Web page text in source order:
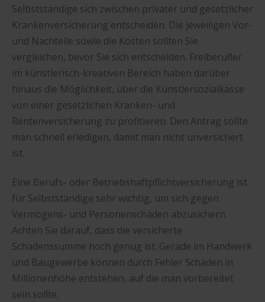
Selbstständige sich zwischen privater und gesetzlicher
Krankenversicherung entscheiden. Die jeweiligen Vor-
und Nachteile sowie die Kosten sollten Sie
vergleichen, bevor Sie sich entscheiden. Freiberufler
im künstlerisch-kreativen Bereich haben darüber
hinaus die Möglichkeit, über die Künstlersozialkasse
von einer gesetzlichen Kranken- und
Rentenversicherung zu profitieren. Den Antrag sollte
man schnell erledigen, damit man nicht unversichert
ist.
Eine Berufs- oder Betriebshaftpflichtversicherung ist
für Selbstständige sehr wichtig, um sich gegen
Vermögens- und Personenschäden abzusichern.
Achten Sie darauf, dass die versicherte
Schadenssumme hoch genug ist. Gerade im Handwerk
und Baugewerbe können durch Fehler Schäden in
Millionenhöhe entstehen, auf die man vorbereitet
sein sollte.